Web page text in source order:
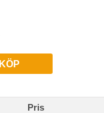
KÖP
Pris